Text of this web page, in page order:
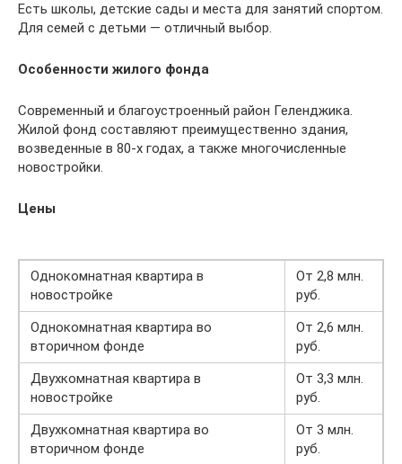
Есть школы, детские сады и места для занятий спортом.
Для семей с детьми — отличный выбор.
Особенности жилого фонда
Современный и благоустроенный район Геленджика.
Жилой фонд составляют преимущественно здания,
возведенные в 80-х годах, а также многочисленные
новостройки.
Цены
Однокомнатная квартира в
новостройке
От 2,8 млн.
руб.
Однокомнатная квартира во
вторичном фонде
От 2,6 млн.
руб.
Двухкомнатная квартира в
новостройке
От 3,3 млн.
руб.
Двухкомнатная квартира во
вторичном фонде
От 3 млн.
руб.